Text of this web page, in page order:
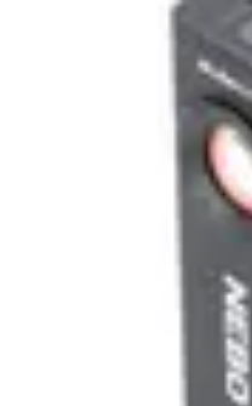
Méthodes
Optimisation